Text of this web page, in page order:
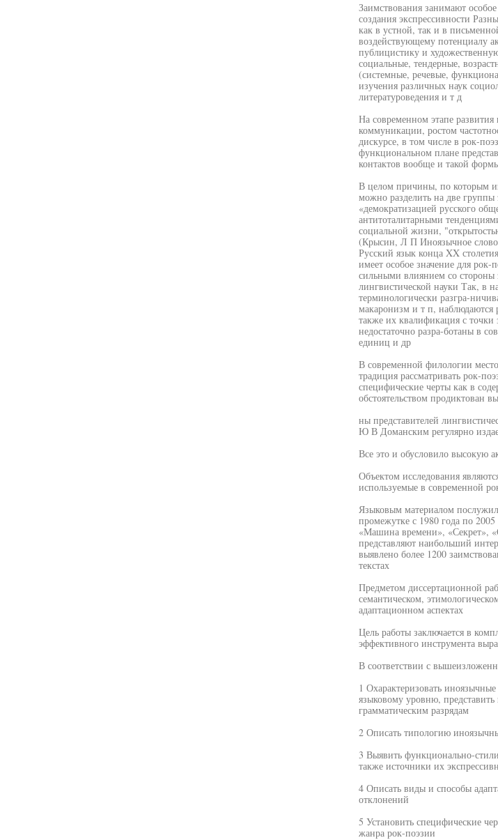
Заимствования занимают
создания экспрессивности
как в устной, так и в
воздействующему потенциалу
публицистику и
социальные, тендерные,
(системные, речевые,
изучения различных наук
литературоведения и т д
На современном этапе
коммуникации, ростом
дискурсе, в том числе в рок-
функциональном плане
контактов вообще и такой
В целом причины, по которым
можно разделить на две группы
«демократизацией русского
антитоталитарными
социальной жизни,
(Крысин, Л П Иноязычное
Русский язык конца XX
имеет особое значение для
сильными влиянием со стороны
лингвистической науки Так, в
терминологически разгра-
макаронизм и т п, наблюдаются
также их квалификация с точки
недостаточно разра-ботаны в
единиц и др
В современной филологии
традиция рассматривать рок-
специфические черты как в
обстоятельством продиктован
ны представителей
Ю В Доманским регулярно
Все это и обусловило высокую
Объектом исследования
используемые в современной
Языковым материалом
промежутке с 1980 года по
«Машина времени», «Секрет»,
представляют наибольший
выявлено более 1200
текстах
Предметом диссертационной
семантическом,
адаптационном аспектах
Цель работы заключается в
эффективного инструмента
В соответствии с
1 Охарактеризовать
языковому уровню,
грамматическим разрядам
2 Описать типологию
3 Выявить функционально-
также источники их
4 Описать виды и способы
отклонений
5 Установить специфические
жанра рок-поэзии